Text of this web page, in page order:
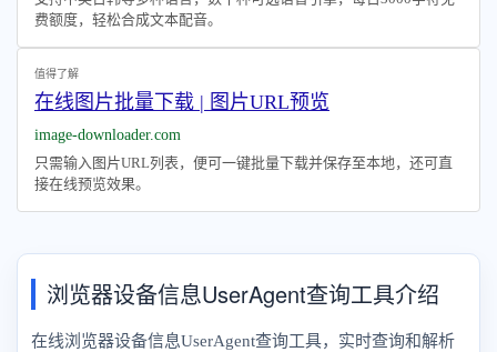
费额度，轻松合成文本配音。
值得了解
在线图片批量下载 | 图片URL预览
image-downloader.com
只需输入图片URL列表，便可一键批量下载并保存至本地，还可直
接在线预览效果。
浏览器设备信息UserAgent查询工具介绍
在线浏览器设备信息UserAgent查询工具，实时查询和解析